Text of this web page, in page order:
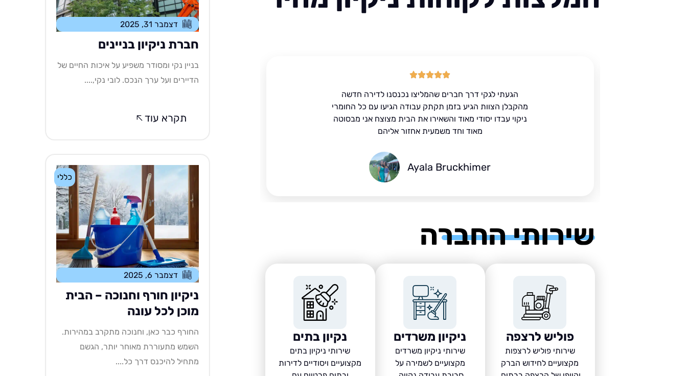
הגעתי לגקי דרך חברים שהמליצו נכנסנו לדירה חדשה
מהקבלן הצוות הגיע בזמן תקתק עבודה הגיעו עם כל החומרי
ניקוי עבדו יסודי מאוד והשאירו את הבית מצוצח אני מבסוטה
מאוד וחד משמעית אחזור אליהם
Ayala Bruckhimer
שירותי החברה
פוליש לרצפה
שירותי פוליש לרצפות
מקצועיים לחידוש הברק
ניקיון משרדים
שירותי ניקיון משרדים
מקצועיים לשמירה על
נקיון בתים
שירותי ניקיון בתים
מקצועיים ויסודיים לדירות
דצמבר 31, 2025
חברת ניקיון בניינים
בניין נקי ומסודר משפיע על איכות החיים של
הדיירים ועל ערך הנכס. לובי נקי,....
תקרא עוד
כללי
דצמבר 6, 2025
ניקיון חורף וחנוכה – הבית
מוכן לכל עונה
החורף כבר כאן, וחנוכה מתקרב במהירות.
השמש מתעוררת מאוחר יותר, הגשם
מתחיל להיכנס דרך כל....